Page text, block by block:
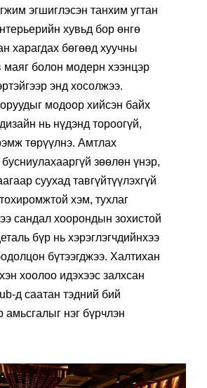
эгшиглэсэн танхим угтан
хувьд бор өнгө
харагдах бөгөөд хуучны
маяг болон модерн хээнцэр
энд хосолжээ.
модоор хийсэн байх
нь нүдэнд тороогүй,
төрүүлнэ. Амтлах
зөөлөн үнэр,
суухад тавгүйтүүлэхгүй
хэм, тухлаг
сандал хоорондын зохистой
бүр нь хэрэглэгчдийнхээ
бүтээгджээ. Халтихан
хоолоо идэхээс залхсан
д саатан тэдний бий
амьсгалыг нэг бүрчлэн